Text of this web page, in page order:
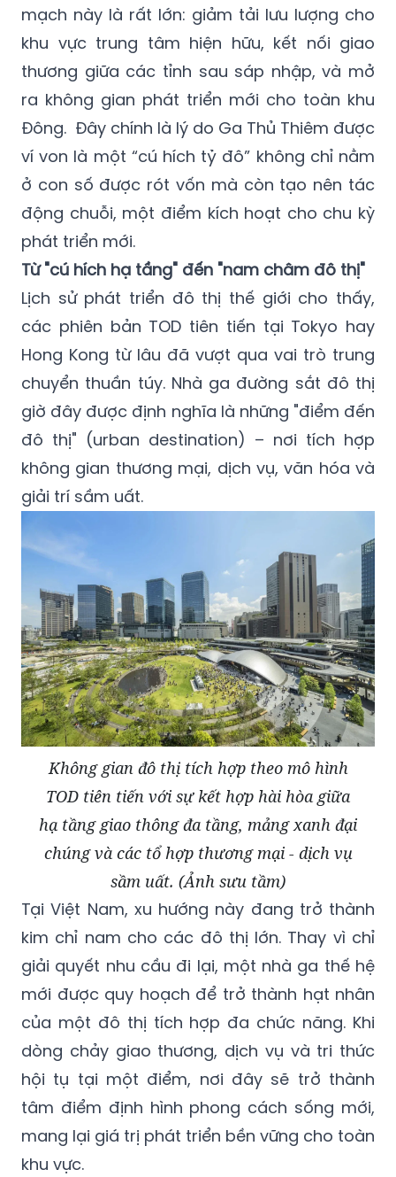
mạch này là rất lớn: giảm tải lưu lượng cho
khu vực trung tâm hiện hữu, kết nối giao
thương giữa các tỉnh sau sáp nhập, và mở
ra không gian phát triển mới cho toàn khu
Đông. Đây chính là lý do Ga Thủ Thiêm được
ví von là một “cú hích tỷ đô” không chỉ nằm
ở con số được rót vốn mà còn tạo nên tác
động chuỗi, một điểm kích hoạt cho chu kỳ
phát triển mới.
Từ "cú hích hạ tầng" đến "nam châm đô thị"
Lịch sử phát triển đô thị thế giới cho thấy,
các phiên bản TOD tiên tiến tại Tokyo hay
Hong Kong từ lâu đã vượt qua vai trò trung
chuyển thuần túy. Nhà ga đường sắt đô thị
giờ đây được định nghĩa là những "điểm đến
đô thị" (urban destination) – nơi tích hợp
không gian thương mại, dịch vụ, văn hóa và
giải trí sầm uất.
Không gian đô thị tích hợp theo mô hình
TOD tiên tiến với sự kết hợp hài hòa giữa
hạ tầng giao thông đa tầng, mảng xanh đại
chúng và các tổ hợp thương mại - dịch vụ
sầm uất. (Ảnh sưu tầm)
Tại Việt Nam, xu hướng này đang trở thành
kim chỉ nam cho các đô thị lớn. Thay vì chỉ
giải quyết nhu cầu đi lại, một nhà ga thế hệ
mới được quy hoạch để trở thành hạt nhân
của một đô thị tích hợp đa chức năng. Khi
dòng chảy giao thương, dịch vụ và tri thức
hội tụ tại một điểm, nơi đây sẽ trở thành
tâm điểm định hình phong cách sống mới,
mang lại giá trị phát triển bền vững cho toàn
khu vực.